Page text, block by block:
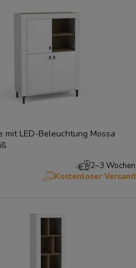
mit LED-Beleuchtung Mossa
2–3 Wochen
Kostenloser Versand